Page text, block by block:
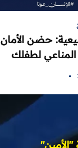
حضن الأمان
لطفلك
"الأمين"